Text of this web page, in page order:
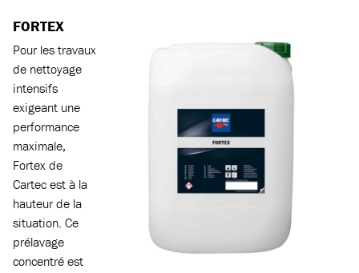
FORTEX
Pour les travaux
de nettoyage
intensifs
exigeant une
performance
maximale,
Fortex de
Cartec est à la
hauteur de la
situation. Ce
prélavage
concentré est